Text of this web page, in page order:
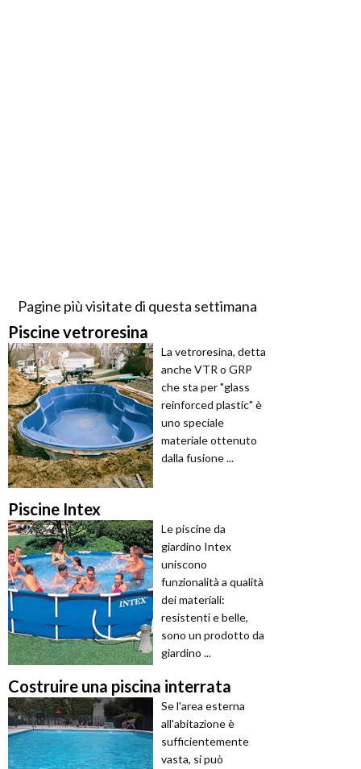
Pagine più visitate di questa settimana
Piscine vetroresina
La vetroresina, detta
anche VTR o GRP
che sta per "glass
reinforced plastic" è
uno speciale
materiale ottenuto
dalla fusione ...
Piscine Intex
Le piscine da
giardino Intex
uniscono
funzionalità a qualità
dei materiali:
resistenti e belle,
sono un prodotto da
giardino ...
Costruire una piscina interrata
Se l'area esterna
all'abitazione è
sufficientemente
vasta, si può